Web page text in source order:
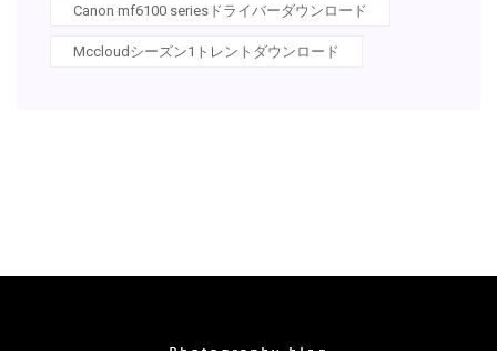
Canon mf6100 seriesドライバーダウンロード
Mccloudシーズン1トレントダウンロード